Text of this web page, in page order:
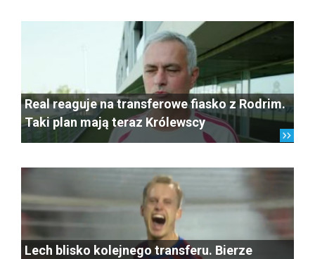
Real reaguje na transferowe fiasko z Rodrim.
Taki plan mają teraz Królewscy
Lech blisko kolejnego transferu. Bierze